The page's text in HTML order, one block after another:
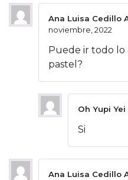
Ana Luisa Cedillo
noviembre, 2022
Puede ir todo lo
pastel?
Oh Yupi Yei
Si
Ana Luisa Cedillo